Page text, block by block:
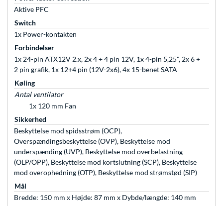
Aktive PFC
Switch
1x Power-kontakten
Forbindelser
1x 24-pin ATX12V 2.x, 2x 4 + 4 pin 12V, 1x 4-pin 5,25", 2x 6 +
2 pin grafik, 1x 12+4 pin (12V-2x6), 4x 15-benet SATA
Køling
Antal ventilator
1x 120 mm Fan
Sikkerhed
Beskyttelse mod spidsstrøm (OCP),
Overspændingsbeskyttelse (OVP), Beskyttelse mod
underspænding (UVP), Beskyttelse mod overbelastning
(OLP/OPP), Beskyttelse mod kortslutning (SCP), Beskyttelse
mod overophedning (OTP), Beskyttelse mod strømstød (SIP)
Mål
Bredde: 150 mm x Højde: 87 mm x Dybde/længde: 140 mm